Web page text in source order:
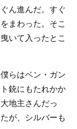
ん進んだ。すぐ
まわった。そこ
いて入ったとこ
らはベン・ガン
銃にもたれかか
地主さんだっ
が、シルバーも